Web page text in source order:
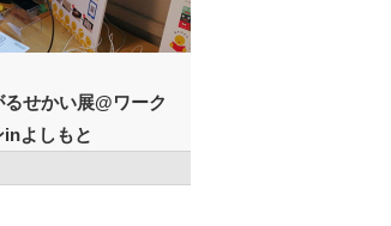
せかい展@ワーク
よしもと